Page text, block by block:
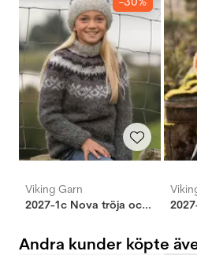
Viking Garn
2027-1c Nova tröja och lue grå
Andra kunder köpte